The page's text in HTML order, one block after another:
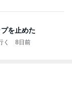
を止めた
く 8日前